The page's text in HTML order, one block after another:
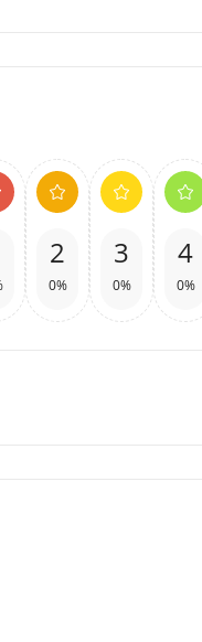
2
0%
3
0%
4
0%